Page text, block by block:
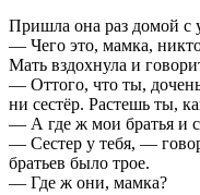
Пришла она раз домой с
— Чего это, мамка,
Мать вздохнула и
— Оттого, что ты,
ни сестёр. Растешь ты,
— А где ж мои братья и
— Сестер у тебя, —
братьев было трое.
— Где ж они, мамка?